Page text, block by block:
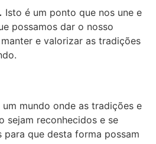
Isto é um ponto que nos une e
possamos dar o nosso
e valorizar as tradições
mundo onde as tradições e
sejam reconhecidos e se
para que desta forma possam